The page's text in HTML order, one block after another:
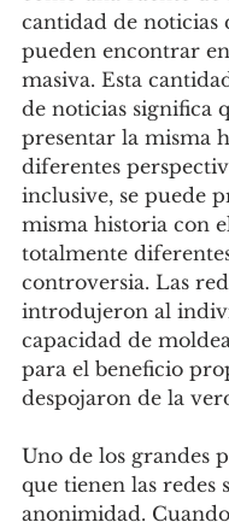
cantidad de noticias
pueden encontrar en
masiva. Esta
de noticias significa
presentar la misma
diferentes
inclusive, se puede
misma historia con
totalmente
controversia. Las
introdujeron al
capacidad de
para el beneficio
despojaron de la
Uno de los grandes
que tienen las redes
anonimidad.